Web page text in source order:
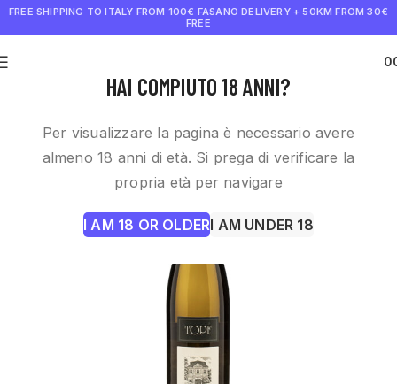
HAI COMPIUTO 18 ANNI?
Per visualizzare la pagina è necessario avere
almeno 18 anni di età. Si prega di verificare la
propria età per navigare
I AM 18 OR OLDERI AM UNDER 18
FREE SHIPPING TO ITALY FROM 100€ FASANO DELIVERY + 50KM FROM 30€
FREE